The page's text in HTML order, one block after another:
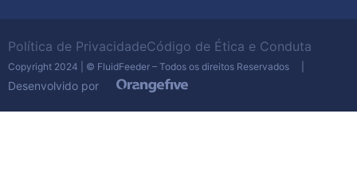
Política de PrivacidadeCódigo de Ética e Conduta
Copyright 2024 | © FluidFeeder – Todos os direitos Reservados |
Desenvolvido por